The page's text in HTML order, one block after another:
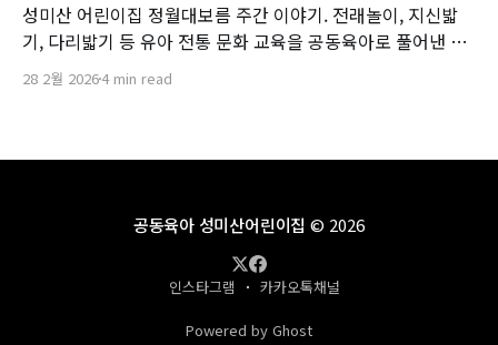
성미산 어린이집 정월대보름 주간 이야기. 전래놀이, 지신밟
기, 다리밟기 등 유아 전통 문화 교육을 공동육아로 풀어낸 특
별한 기록입니다.
28 2월 20264 min read
공동육아 성미산어린이집 © 2026
인스타그램 카카오톡채널
Powered by Ghost